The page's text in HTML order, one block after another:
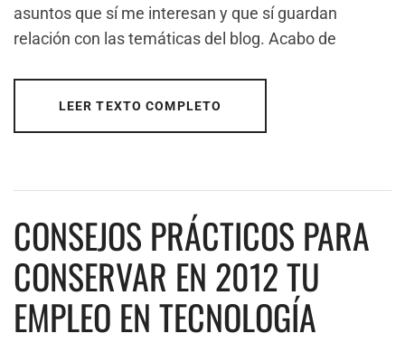
asuntos que sí me interesan y que sí guardan
relación con las temáticas del blog. Acabo de
LEER TEXTO COMPLETO
CONSEJOS PRÁCTICOS PARA
CONSERVAR EN 2012 TU
EMPLEO EN TECNOLOGÍA